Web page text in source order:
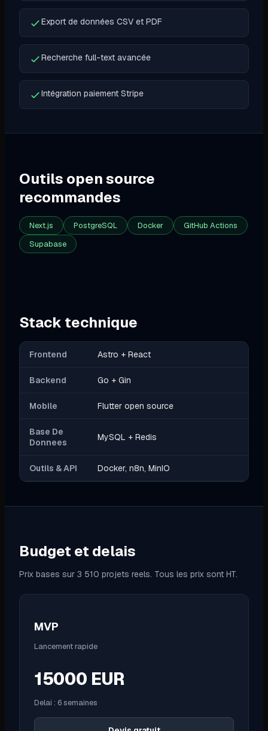
Export de données CSV et PDF
Recherche full-text avancée
Intégration paiement Stripe
Outils open source
recommandes
Next.js PostgreSQL Docker
GitHub Actions
Supabase
Stack technique
Frontend Astro + React
Backend Go + Gin
Mobile Flutter open source
Base De
Donnees
MySQL + Redis
Outils & API Docker, n8n, MinIO
Budget et delais
Prix bases sur 3 510 projets reels. Tous les prix sont HT.
MVP
Lancement rapide
15000 EUR
Delai : 6 semaines